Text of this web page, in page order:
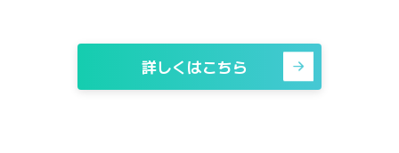
詳しくはこちら